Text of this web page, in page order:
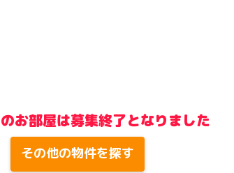
お部屋は募集終了となりました
その他の物件を探す